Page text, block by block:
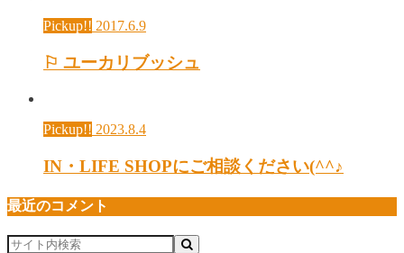
Pickup!! 2017.6.9
⚐ ユーカリブッシュ
Pickup!! 2023.8.4
IN・LIFE SHOPにご相談ください(^^♪
最近のコメント